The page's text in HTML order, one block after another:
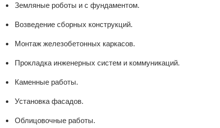
Земляные роботы и с фундаментом.
Возведение сборных конструкций.
Монтаж железобетонных каркасов.
Прокладка инженерных систем и коммуникаций.
Каменные работы.
Установка фасадов.
Облицовочные работы.